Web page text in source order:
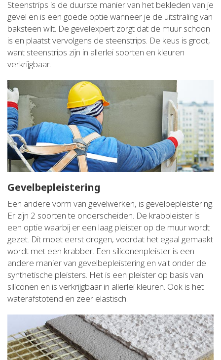
Steenstrips is de duurste manier van het bekleden van je
gevel en is een goede optie wanneer je de uitstraling van
baksteen wilt. De gevelexpert zorgt dat de muur schoon
is en plaatst vervolgens de steenstrips. De keus is groot,
want steenstrips zijn in allerlei soorten en kleuren
verkrijgbaar.
Gevelbepleistering
Een andere vorm van gevelwerken, is gevelbepleistering.
Er zijn 2 soorten te onderscheiden. De krabpleister is
een optie waarbij er een laag pleister op de muur wordt
gezet. Dit moet eerst drogen, voordat het egaal gemaakt
wordt met een krabber. Een siliconenpleister is een
andere manier van gevelbepleistering en valt onder de
synthetische pleisters. Het is een pleister op basis van
siliconen en is verkrijgbaar in allerlei kleuren. Ook is het
waterafstotend en zeer elastisch.